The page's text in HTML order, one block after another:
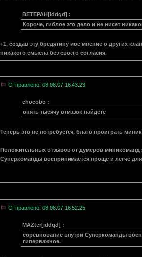
BETEPAH[iddqd] :
Короче, гиблое это дело и не нисет
+1, создав эту бредятину моё мнение о других
никакого смысла без своего согласия.
Отправлено: 08.08.07 16:43:23
chocobo :
опять тысячу отмазок найдёте
Теперь это не потребуется, благо проиграть
Положительных отзывов от думеров миникоманд
Суперкоманды воспринимается проще и легче
Отправлено: 08.08.07 16:52:25
MAZter[iddqd] :
соревнование внутри Суперкоманды
гиперважное.